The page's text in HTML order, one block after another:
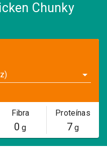
Chunky
Fibra
0 g
Proteínas
7g